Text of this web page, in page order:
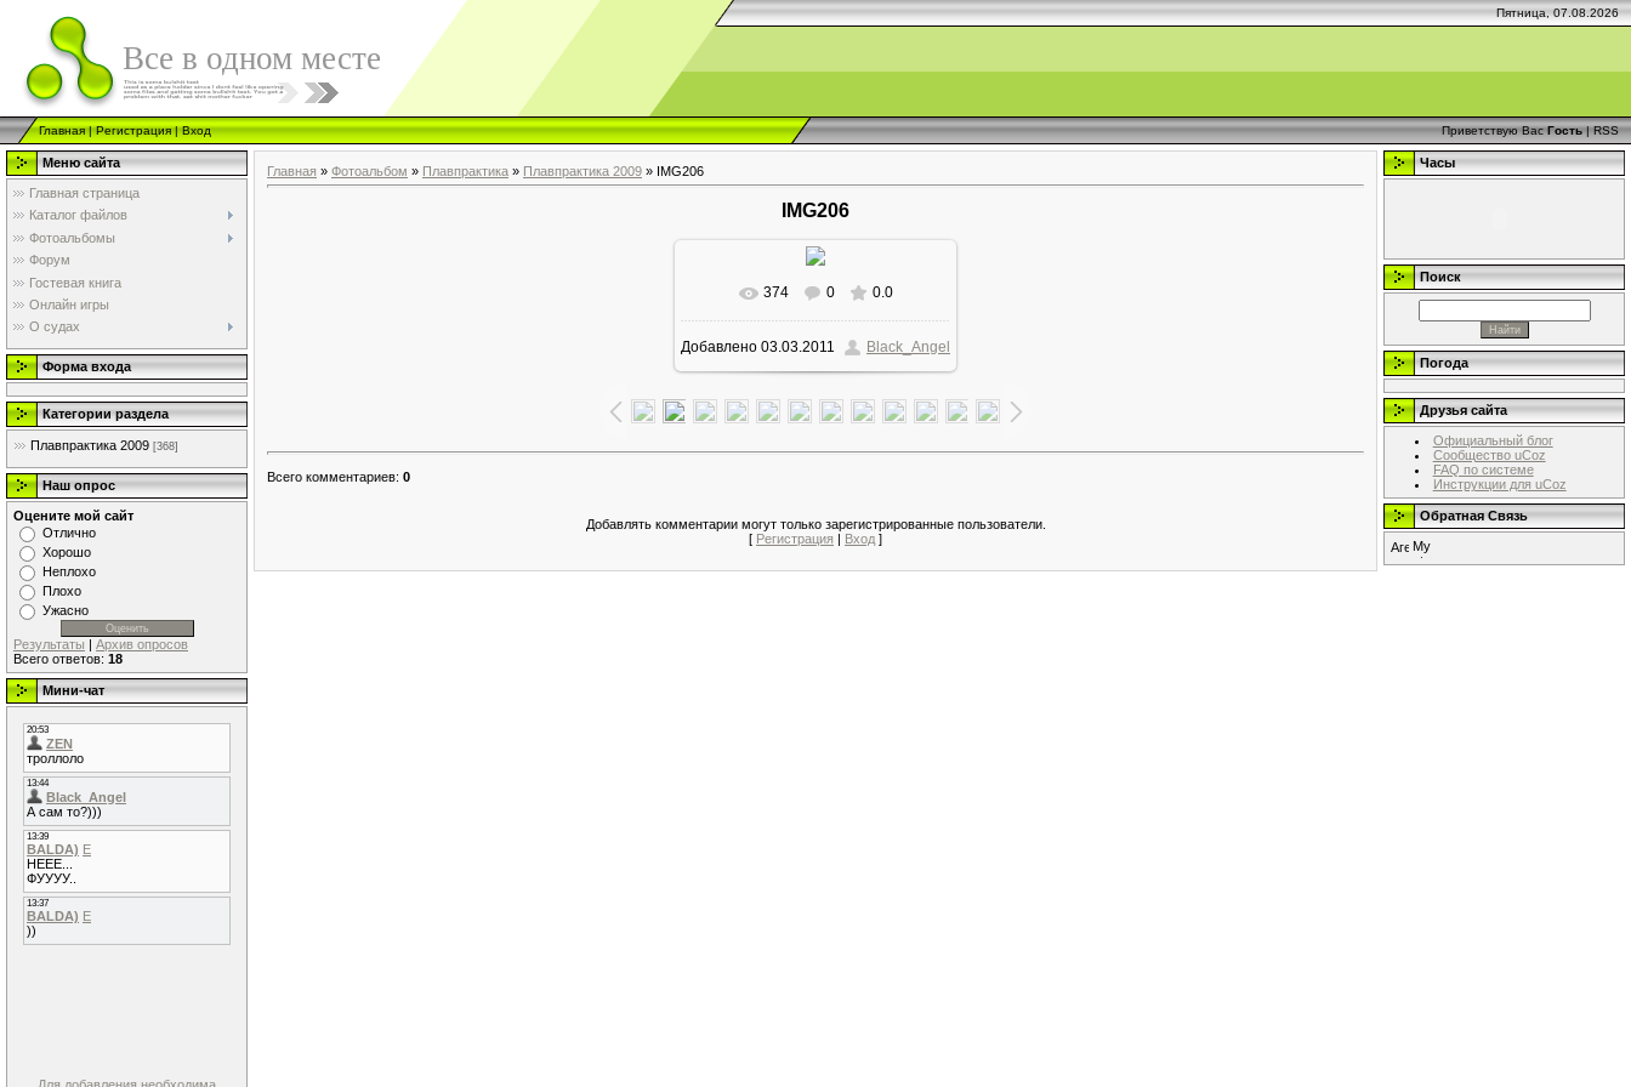
Пятница, 07.08.2026
Все в одном месте
Главная|Регистрация|Вход Приветствую Вас Гость|RSS
Меню сайта
Главная страница
Каталог файлов
Фотоальбомы
Форум
Гостевая книга
Онлайн игры
О судах
Форма входа
Категории раздела
Плавпрактика 2009 [368]
Наш опрос
Оцените мой сайт
Отлично
Хорошо
Неплохо
Плохо
Ужасно
Результаты | Архив опросов
Всего ответов: 18
Мини-чат
Главная » Фотоальбом » Плавпрактика » Плавпрактика 2009 » IMG206
IMG206
374 0 0.0
Добавлено 03.03.2011 Black_Angel
Всего комментариев: 0
Добавлять комментарии могут только зарегистрированные пользователи.
[ Регистрация | Вход ]
Часы
Поиск
Погода
Друзья сайта
Официальный блог
Сообщество uCoz
FAQ по системе
Инструкции для uCoz
Обратная Связь